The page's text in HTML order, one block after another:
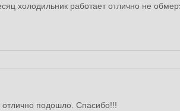
холодильник работает отлично не
отлично подошло. Спасибо!!!